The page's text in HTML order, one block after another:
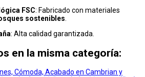
FSC: Fabricado con materiales
sostenibles.
: Alta calidad garantizada.
en la misma categoría: